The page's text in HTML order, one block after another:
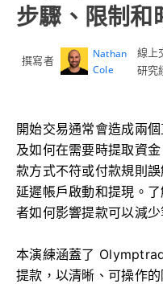
步驟、限制和
撰寫者
Nathan
Cole
線上
研究
開始交易通常會造成兩
及如何在需要時提取資
款方式不符或付款規則
延遲帳戶啟動和提現。
者如何影響提款可以減
本演練涵蓋了
提款，以清晰、可操作